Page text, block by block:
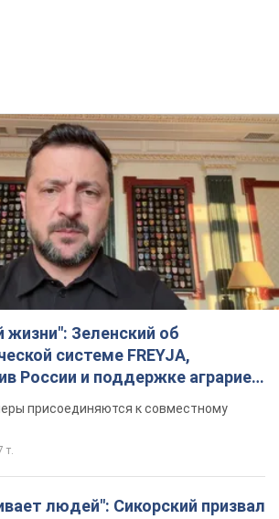
Зеленский об
системе FREYJA,
России и поддержке аграриев.
присоединяются к совместному
т.
людей": Сикорский призвал